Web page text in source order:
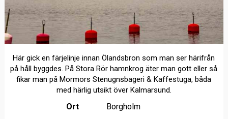
Här gick en färjelinje innan Ölandsbron som man ser härifrån
på håll byggdes. På Stora Rör hamnkrog äter man gott eller så
fikar man på Mormors Stenugnsbageri & Kaffestuga, båda
med härlig utsikt över Kalmarsund.
Ort Borgholm